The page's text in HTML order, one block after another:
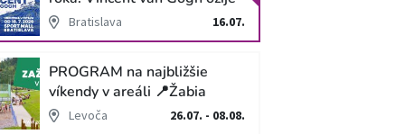
v unikátnej imerzívnej šou!
Bratislava 16.07.
PROGRAM na najbližšie
víkendy v areáli 📍Žabia
cestaLevoča 26.07. - 08.08.